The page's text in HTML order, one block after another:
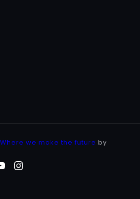
Where we make the future by
Instagram